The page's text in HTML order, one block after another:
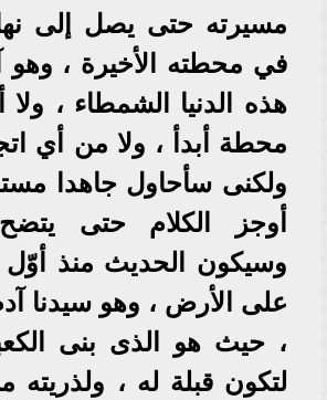
مسيرته حتى يصل إلى
في محطته الأخيرة ،
هذه الدنيا الشمطاء ،
محطة أبدأ ، ولا من أي
ولكنى سأحاول جاهدا
أوجز الكلام حتى
وسيكون الحديث منذ
على الأرض ، وهو سيدنا
، حيث هو الذى بنى
لتكون قبلة له ، ولذريته